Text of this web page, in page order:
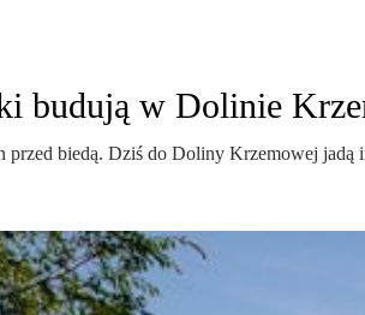
budują w Dolinie
przed biedą. Dziś do Doliny Krzemowej